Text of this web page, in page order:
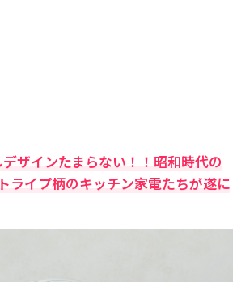
ザインたまらない！！昭和時代の
ライプ柄のキッチン家電たちが遂に